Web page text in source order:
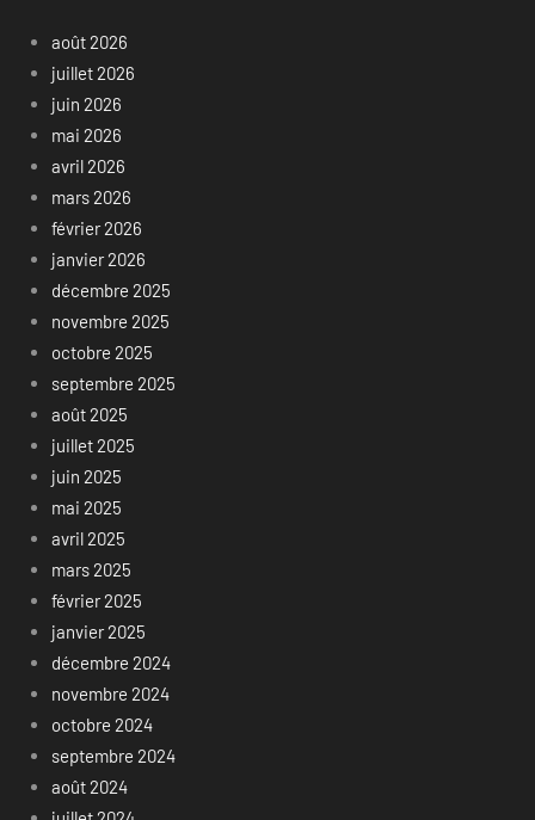
août 2026
juillet 2026
juin 2026
mai 2026
avril 2026
mars 2026
février 2026
janvier 2026
décembre 2025
novembre 2025
octobre 2025
septembre 2025
août 2025
juillet 2025
juin 2025
mai 2025
avril 2025
mars 2025
février 2025
janvier 2025
décembre 2024
novembre 2024
octobre 2024
septembre 2024
août 2024